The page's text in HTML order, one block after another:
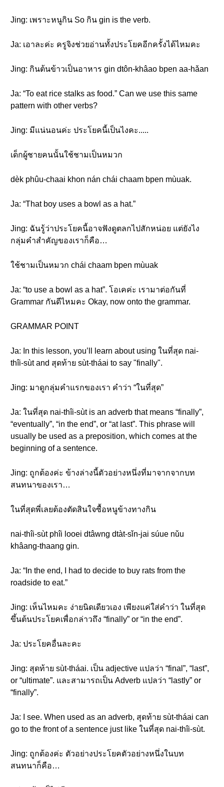
Jing: เพราะหนูกิน So กิน gin is the verb.
Ja: เอาละค่ะ ครูจิงช่วยอ่านทั้งประโยคอีกครั้งได้ไหมคะ
Jing: กินต้นข้าวเป็นอาหาร gin dtôn-khâao bpen aa-hǎan
Ja: “To eat rice stalks as food.” Can we use this same
pattern with other verbs?
Jing: มีแน่นอนค่ะ ประโยคนี้เป็นไงคะ.....
เด็กผู้ชายคนนั้นใช้ชามเป็นหมวก
dèk phûu-chaai khon nán chái chaam bpen mùuak.
Ja: “That boy uses a bowl as a hat.”
Jing: ฉันรู้ว่าประโยคนี้อาจฟังดูตลกไปสักหน่อย แต่ยังไง
กลุ่มคำสำคัญของเราก็คือ…
ใช้ชามเป็นหมวก chái chaam bpen mùuak
Ja: “to use a bowl as a hat”. โอเคค่ะ เรามาต่อกันที่
Grammar กันดีไหมคะ Okay, now onto the grammar.
GRAMMAR POINT
Ja: In this lesson, you’ll learn about using ในที่สุด nai-
thîi-sùt and สุดท้าย sùt-tháai to say "finally".
Jing: มาดูกลุ่มคำแรกของเรา คำว่า “ในที่สุด”
Ja: ในที่สุด nai-thîi-sùt is an adverb that means “finally”,
“eventually”, “in the end”, or “at last”. This phrase will
usually be used as a preposition, which comes at the
beginning of a sentence.
Jing: ถูกต้องค่ะ ข้างล่างนี้ตัวอย่างหนึ่งที่มาจากจากบท
สนทนาของเรา…
ในที่สุดพี่เลยต้องตัดสินใจซื้อหนูข้างทางกิน
nai-thîi-sùt phîi looei dtâwng dtàt-sǐn-jai súue nǔu
khâang-thaang gin.
Ja: “In the end, I had to decide to buy rats from the
roadside to eat.”
Jing: เห็นไหมคะ ง่ายนิดเดียวเอง เพียงแค่ใส่คำว่า ในที่สุด
ขึ้นต้นประโยคเพื่อกล่าวถึง “finally” or “in the end”.
Ja: ประโยคอื่นละคะ
Jing: สุดท้าย sùt-tháai. เป็น adjective แปลว่า “final”, “last”,
or “ultimate”. และสามารถเป็น Adverb แปลว่า “lastly” or
“finally”.
Ja: I see. When used as an adverb, สุดท้าย sùt-tháai can
go to the front of a sentence just like ในที่สุด nai-thîi-sùt.
Jing: ถูกต้องค่ะ ตัวอย่างประโยคตัวอย่างหนึ่งในบท
สนทนาก็คือ…